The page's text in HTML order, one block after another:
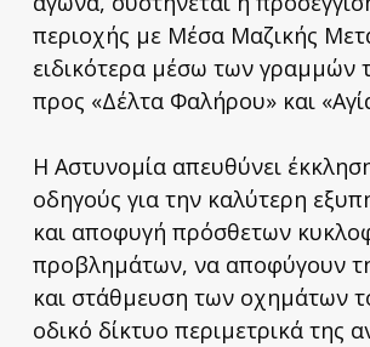
περιοχής με Μέσα Μαζικής
ειδικότερα μέσω των γραμμών
προς «Δέλτα Φαλήρου» και
Η Αστυνομία απευθύνει
οδηγούς για την καλύτερη
και αποφυγή πρόσθετων
προβλημάτων, να αποφύγουν
και στάθμευση των οχημάτων
οδικό δίκτυο περιμετρικά της